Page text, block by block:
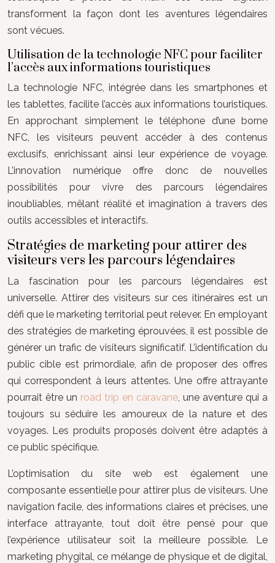
transforment la façon dont les aventures légendaires
sont vécues.
Utilisation de la technologie NFC pour faciliter
l’accès aux informations touristiques
La technologie NFC, intégrée dans les smartphones et
les tablettes, facilite l’accès aux informations touristiques.
En approchant simplement le téléphone d’une borne
NFC, les visiteurs peuvent accéder à des contenus
exclusifs, enrichissant ainsi leur expérience de voyage.
L’innovation numérique offre donc de nouvelles
possibilités pour vivre des parcours légendaires
inoubliables, mêlant réalité et imagination à travers des
outils accessibles et interactifs.
Stratégies de marketing pour attirer des
visiteurs vers les parcours légendaires
La fascination pour les parcours légendaires est
universelle. Attirer des visiteurs sur ces itinéraires est un
défi que le marketing territorial peut relever. En employant
des stratégies de marketing éprouvées, il est possible de
générer un trafic de visiteurs significatif. L’identification du
public cible est primordiale, afin de proposer des offres
qui correspondent à leurs attentes. Une offre attrayante
pourrait être un road trip en caravane, une aventure qui a
toujours su séduire les amoureux de la nature et des
voyages. Les produits proposés doivent être adaptés à
ce public spécifique.
L’optimisation du site web est également une
composante essentielle pour attirer plus de visiteurs. Une
navigation facile, des informations claires et précises, une
interface attrayante, tout doit être pensé pour que
l’expérience utilisateur soit la meilleure possible. Le
marketing phygital, ce mélange de physique et de digital,